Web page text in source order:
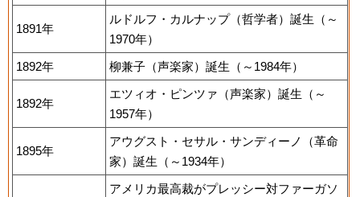
1891年
ルドルフ・カルナップ（哲学者）誕生（～
1970年）
1892年
柳兼子（声楽家）誕生（～1984年）
1892年
エツィオ・ピンツァ（声楽家）誕生（～
1957年）
1895年
アウグスト・セサル・サンディーノ（革命
家）誕生（～1934年）
アメリカ最高裁がプレッシー対ファーガソ